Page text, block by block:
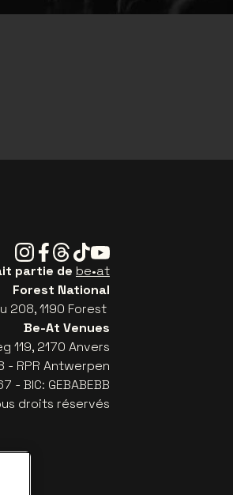
Instagram
Facebook
Threads
TiktokYoutube
partie de be•at
Forest National
208, 1190 Forest
Be-At Venues
119, 2170 Anvers
- RPR Antwerpen
- BIC: GEBABEBB
droits réservés